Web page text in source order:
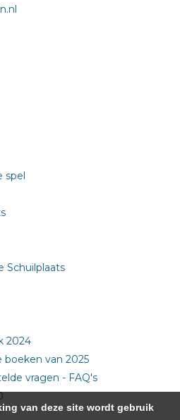
spel
Schuilplaats
2024
van 2025
vragen - FAQ's
van deze site wordt gebruik